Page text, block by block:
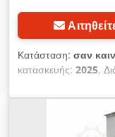
Κατάσταση: σαν
κατασκευής: 2025,
ισχύς: 4 kW Ισχύς/
από το υλικό
μέσω PLC
εκθεσιακό